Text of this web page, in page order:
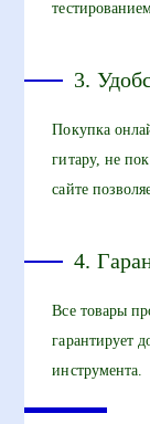
3.
Покупка
гитару, не
сайте
4.
Все товары
гарантирует
инструмента.